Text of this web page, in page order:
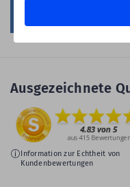
Ausgezeichnete
Information zur Echtheit von
Kundenbewertungen